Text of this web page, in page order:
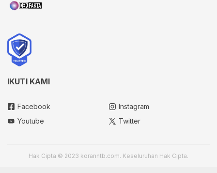
IKUTI KAMI
Facebook
Instagram
Youtube
Twitter
Hak Cipta © 2023 koranntb.com. Keseluruhan Hak Cipta.